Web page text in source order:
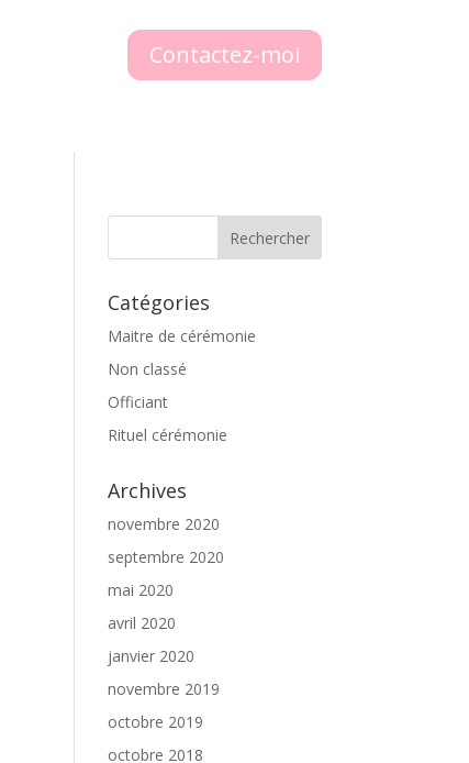
Contactez-moi
Catégories
Maitre de cérémonie
Non classé
Officiant
Rituel cérémonie
Archives
novembre 2020
septembre 2020
mai 2020
avril 2020
janvier 2020
novembre 2019
octobre 2019
octobre 2018